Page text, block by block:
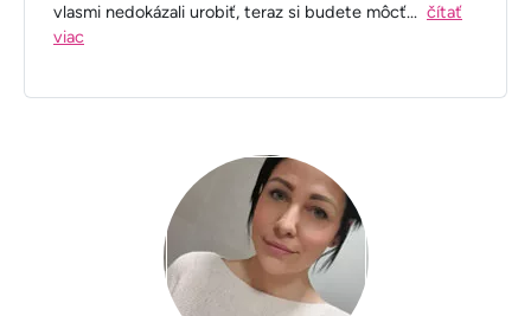
vlasmi nedokázali urobiť, teraz si budete môcť... čítať
viac